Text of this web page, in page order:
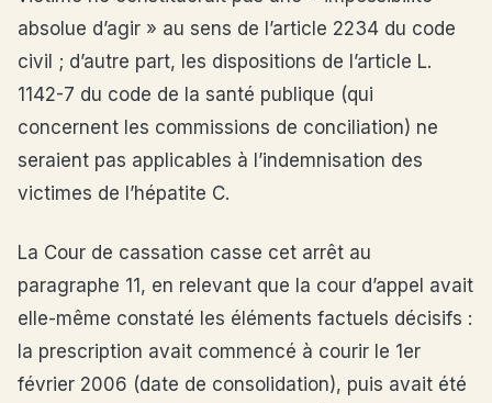
absolue d’agir » au sens de l’article 2234 du code
civil ; d’autre part, les dispositions de l’article L.
1142-7 du code de la santé publique (qui
concernent les commissions de conciliation) ne
seraient pas applicables à l’indemnisation des
victimes de l’hépatite C.
La Cour de cassation casse cet arrêt au
paragraphe 11, en relevant que la cour d’appel avait
elle-même constaté les éléments factuels décisifs :
la prescription avait commencé à courir le 1er
février 2006 (date de consolidation), puis avait été